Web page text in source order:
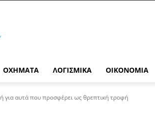
ΟΧΉΜΑΤΑ ΛΟΓΙΣΜΙΚΆ ΟΙΚΟΝΟΜΊΑ
για αυτά που προσφέρει ως θρεπτική τροφή